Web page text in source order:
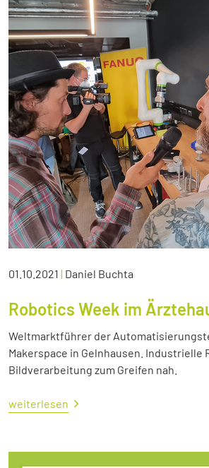
01.10.2021 | Daniel Buchta
Robotics Week im
Weltmarktführer der
Makerspace in Gelnhausen. Industrielle
Bildverarbeitung zum Greifen nah.
weiterlesen